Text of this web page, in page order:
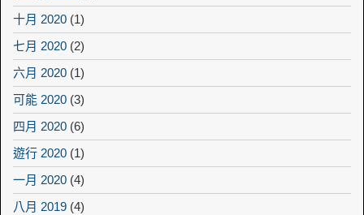
十月 2020 (1)
七月 2020 (2)
六月 2020 (1)
可能 2020 (3)
四月 2020 (6)
遊行 2020 (1)
一月 2020 (4)
八月 2019 (4)